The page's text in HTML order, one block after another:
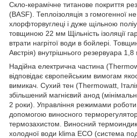
Скло-керамічне титанове покриття
(BASF). Теплоізоляція з гомогенної не
хлорфторвуглеці і дуже щільною
товщиною 22 мм Щільність ізоляції
втрати нагрітої води в бойлері.
Австрія) внутрішнього резервуара 1,8
Надійна електрична частина
відповідає європейським вимогам
вимикач. Сухий тен (Thermowatt,
збільшений магнієвий анод
2 роки). Управління режимами роботи
допомогою виносного
термозахистом. Виносний
холодної води klima ECO (система